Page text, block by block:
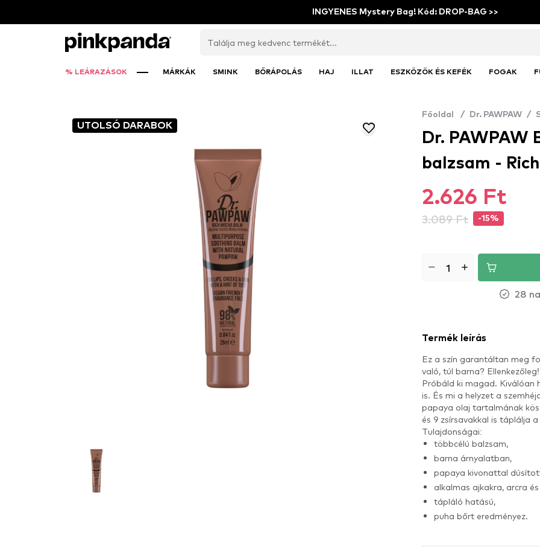
INGYENES Mystery Bag! Kód: DROP-BAG >>
% LEÁRAZÁSOK MÁRKÁK SMINK BŐRÁPOLÁS HAJ ILLAT ESZKÖZÖK ÉS KEFÉK FOGAK
UTOLSÓ DARABOK
Főoldal / Dr. PAWPAW /
Dr.
balzsam -
2.626 Ft
3.089 Ft -15%
28
Termék leírás
Ez a szín garantáltan meg
való, túl barna?
Próbáld ki magad. Kiválóan
is. És mi a helyzet a
papaya olaj tartalmának
és 9 zsírsavakkal is táplálja
Tulajdonságai:
többcélú balzsam,
barna árnyalatban,
papaya kivonattal
alkalmas ajkakra, arcra
tápláló hatású,
puha bőrt eredményez.